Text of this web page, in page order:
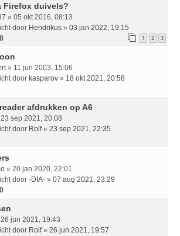
Firefox duivels?
» 05 okt 2016, 08:13
door Hendrikus » 03 jan 2022, 19:15
1 2 3
» 11 jun 2003, 15:06
door kasparov » 18 okt 2021, 20:58
afdrukken op A6
sep 2021, 20:08
door Rolf» 23 sep 2021, 22:35
» 20 jan 2020, 22:01
door -DIA- » 07 aug 2021, 23:29
jun 2021, 19:43
door Rolf» 26 jun 2021, 19:57